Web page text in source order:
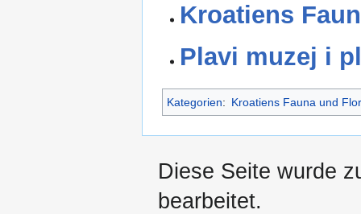
Kroatiens
Plavi muzej i
Kategorien: Kroatiens Fauna und
Diese Seite wurde
bearbeitet.